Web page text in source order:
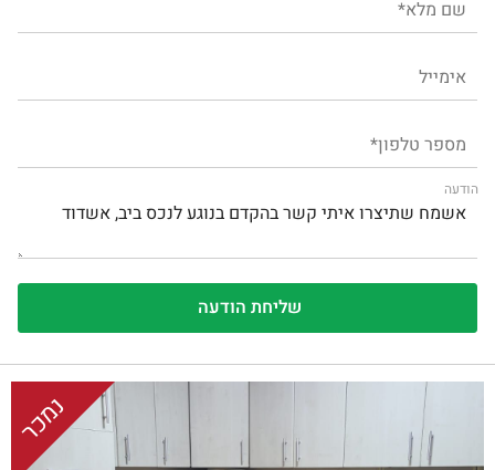
הודעה
נמכר